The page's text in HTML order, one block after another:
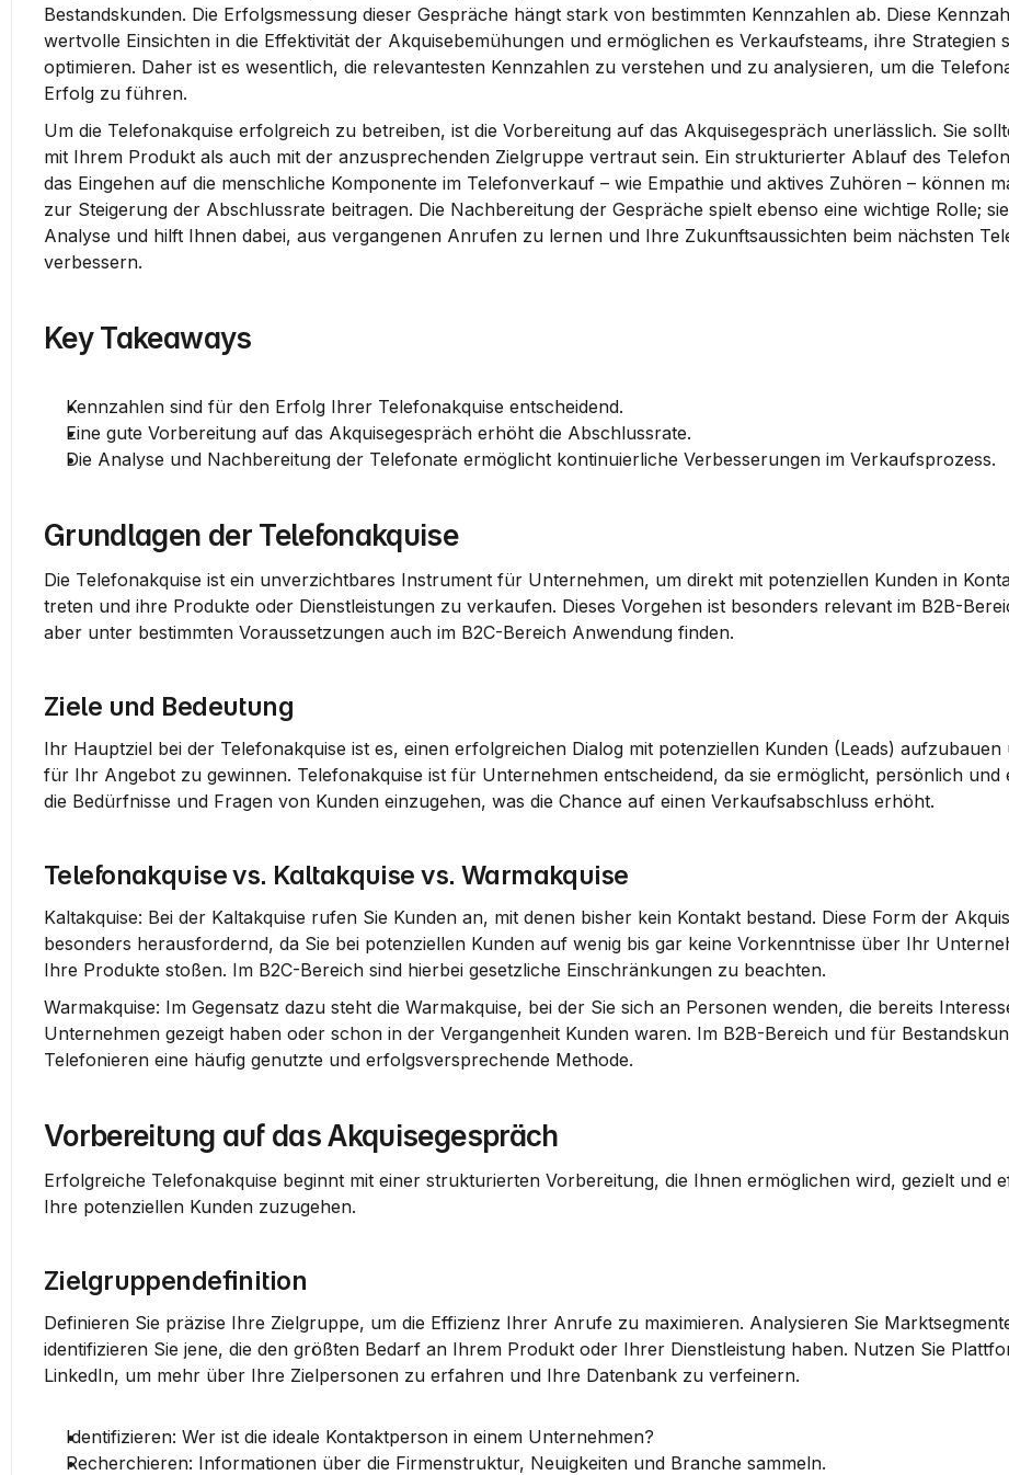
Bestandskunden. Die Erfolgsmessung dieser Gespräche hängt stark von bestimmten Kennzahlen ab. Diese
wertvolle Einsichten in die Effektivität der Akquisebemühungen und ermöglichen es Verkaufsteams, ihre Strategien
optimieren. Daher ist es wesentlich, die relevantesten Kennzahlen zu verstehen und zu analysieren, um die
Erfolg zu führen.
Um die Telefonakquise erfolgreich zu betreiben, ist die Vorbereitung auf das Akquisegespräch unerlässlich. Sie
mit Ihrem Produkt als auch mit der anzusprechenden Zielgruppe vertraut sein. Ein strukturierter Ablauf des
das Eingehen auf die menschliche Komponente im Telefonverkauf – wie Empathie und aktives Zuhören – können
zur Steigerung der Abschlussrate beitragen. Die Nachbereitung der Gespräche spielt ebenso eine wichtige Rolle;
Analyse und hilft Ihnen dabei, aus vergangenen Anrufen zu lernen und Ihre Zukunftsaussichten beim nächsten
verbessern.
Key Takeaways
Kennzahlen sind für den Erfolg Ihrer Telefonakquise entscheidend.
Eine gute Vorbereitung auf das Akquisegespräch erhöht die Abschlussrate.
Die Analyse und Nachbereitung der Telefonate ermöglicht kontinuierliche Verbesserungen im Verkaufsprozess.
Grundlagen der Telefonakquise
Die Telefonakquise ist ein unverzichtbares Instrument für Unternehmen, um direkt mit potenziellen Kunden in
treten und ihre Produkte oder Dienstleistungen zu verkaufen. Dieses Vorgehen ist besonders relevant im B2B-
aber unter bestimmten Voraussetzungen auch im B2C-Bereich Anwendung finden.
Ziele und Bedeutung
Ihr Hauptziel bei der Telefonakquise ist es, einen erfolgreichen Dialog mit potenziellen Kunden (Leads) aufzubauen
für Ihr Angebot zu gewinnen. Telefonakquise ist für Unternehmen entscheidend, da sie ermöglicht, persönlich und
die Bedürfnisse und Fragen von Kunden einzugehen, was die Chance auf einen Verkaufsabschluss erhöht.
Telefonakquise vs. Kaltakquise vs. Warmakquise
Kaltakquise: Bei der Kaltakquise rufen Sie Kunden an, mit denen bisher kein Kontakt bestand. Diese Form der
besonders herausfordernd, da Sie bei potenziellen Kunden auf wenig bis gar keine Vorkenntnisse über Ihr
Ihre Produkte stoßen. Im B2C-Bereich sind hierbei gesetzliche Einschränkungen zu beachten.
Warmakquise: Im Gegensatz dazu steht die Warmakquise, bei der Sie sich an Personen wenden, die bereits
Unternehmen gezeigt haben oder schon in der Vergangenheit Kunden waren. Im B2B-Bereich und für
Telefonieren eine häufig genutzte und erfolgsversprechende Methode.
Vorbereitung auf das Akquisegespräch
Erfolgreiche Telefonakquise beginnt mit einer strukturierten Vorbereitung, die Ihnen ermöglichen wird, gezielt und
Ihre potenziellen Kunden zuzugehen.
Zielgruppendefinition
Definieren Sie präzise Ihre Zielgruppe, um die Effizienz Ihrer Anrufe zu maximieren. Analysieren Sie
LinkedIn, um mehr über Ihre Zielpersonen zu erfahren und Ihre Datenbank zu verfeinern.
Identifizieren: Wer ist die ideale Kontaktperson in einem Unternehmen?
Recherchieren: Informationen über die Firmenstruktur, Neuigkeiten und Branche sammeln.